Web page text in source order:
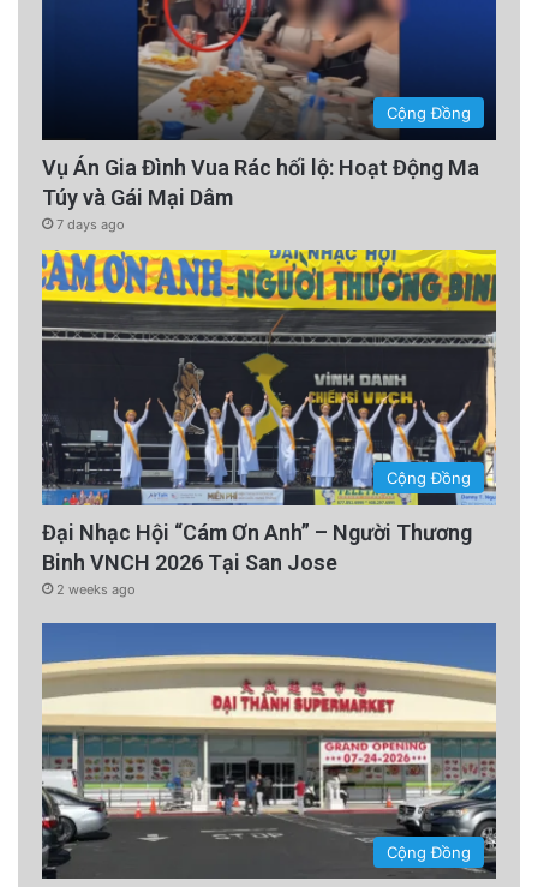
Cộng Đồng
Vụ Án Gia Đình Vua Rác hối lộ: Hoạt Động Ma
Túy và Gái Mại Dâm
7 days ago
Cộng Đồng
Đại Nhạc Hội “Cám Ơn Anh” – Người Thương
Binh VNCH 2026 Tại San Jose
2 weeks ago
Cộng Đồng